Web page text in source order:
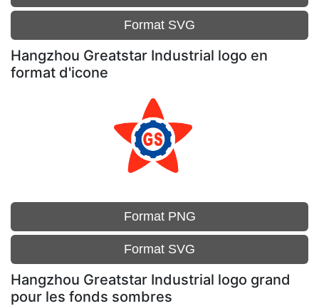
Format SVG
Hangzhou Greatstar Industrial logo en
format d'icone
Format PNG
Format SVG
Hangzhou Greatstar Industrial logo grand
pour les fonds sombres